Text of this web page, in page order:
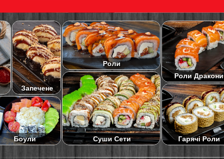
Запечене
Роли
Роли Дракони
Боули Суши Сети Гарячі Роли